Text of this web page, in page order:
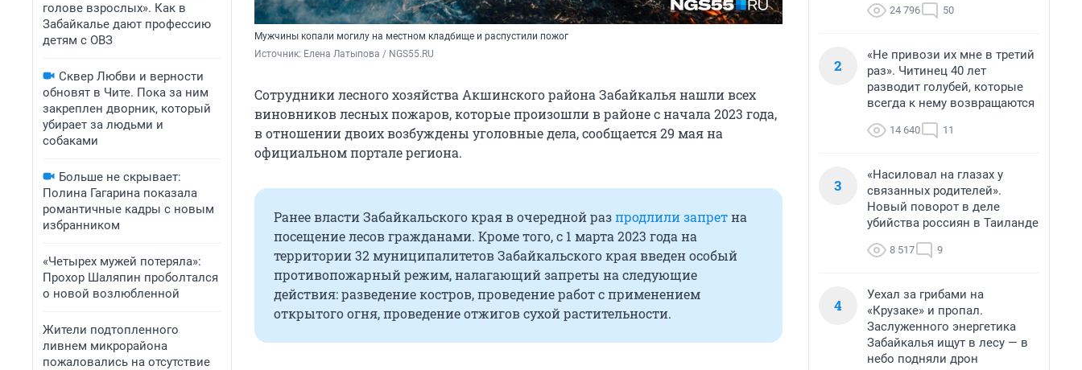
голове взрослых». Как в
Забайкалье дают профессию
детям с ОВЗ
Сквер Любви и верности
обновят в Чите. Пока за ним
закреплен дворник, который
убирает за людьми и
собаками
Больше не скрывает:
Полина Гагарина показала
романтичные кадры с новым
избранником
«Четырех мужей потеряла»:
Прохор Шаляпин проболтался
о новой возлюбленной
Жители подтопленного
ливнем микрорайона
пожаловались на отсутствие
Мужчины копали могилу на местном кладбище и распустили пожог
Источник: Елена Латыпова / NGS55.RU
Сотрудники лесного хозяйства Акшинского района Забайкалья нашли всех
виновников лесных пожаров, которые произошли в районе с начала 2023 года,
в отношении двоих возбуждены уголовные дела, сообщается 29 мая на
официальном портале региона.
Ранее власти Забайкальского края в очередной разпродлили запретна
посещение лесов гражданами. Кроме того, с 1 марта 2023 года на
территории 32 муниципалитетов Забайкальского края введен особый
противопожарный режим, налагающий запреты на следующие
действия: разведение костров, проведение работ с применением
открытого огня, проведение отжигов сухой растительности.
24 796 50
2
«Не привози их мне в третий
раз». Читинец 40 лет
разводит голубей, которые
всегда к нему возвращаются
14 640 11
3
«Насиловал на глазах у
связанных родителей».
Новый поворот в деле
убийства россиян в Таиланде
8 517 9
4
Уехал за грибами на
«Крузаке» и пропал.
Заслуженного энергетика
Забайкалья ищут в лесу — в
небо подняли дрон